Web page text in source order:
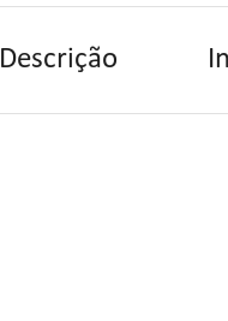
Descrição